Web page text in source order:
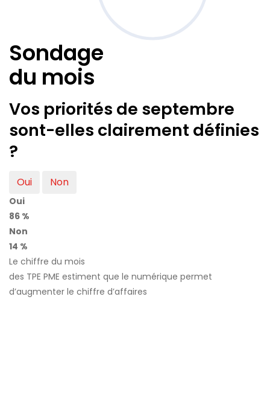
Sondage
du mois
Vos priorités de septembre
sont-elles clairement définies
?
Oui Non
Oui
86 %
Non
14 %
Le chiffre du mois
des TPE PME estiment que le numérique permet
d’augmenter le chiffre d’affaires